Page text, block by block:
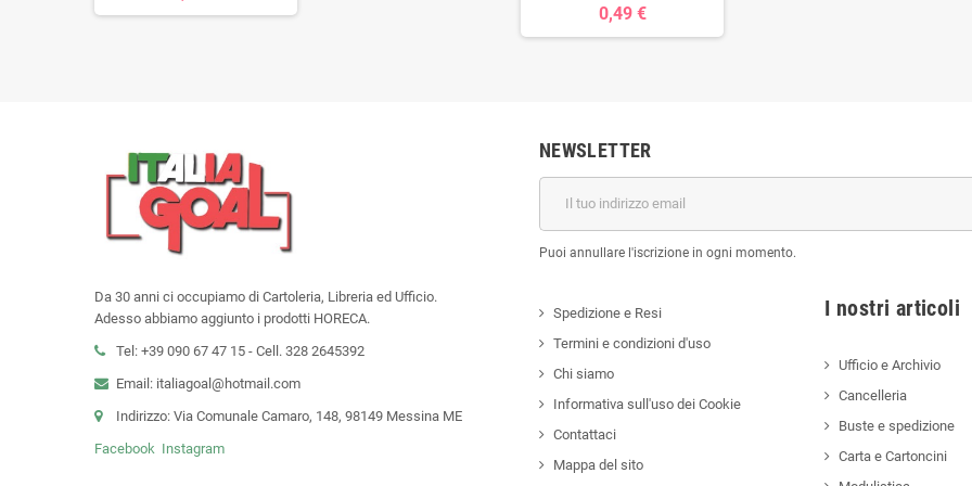
0,49 €
Da 30 anni ci occupiamo di Cartoleria, Libreria ed Ufficio.
Adesso abbiamo aggiunto i prodotti HORECA.
Tel: +39 090 67 47 15 - Cell. 328 2645392
Email: italiagoal@hotmail.com
Indirizzo: Via Comunale Camaro, 148, 98149 Messina ME
Facebook Instagram
NEWSLETTER
Puoi annullare l'iscrizione in ogni momento.
Spedizione e Resi
Termini e condizioni d'uso
Chi siamo
Informativa sull'uso dei Cookie
Contattaci
Mappa del sito
I nostri
Ufficio e Archivio
Cancelleria
Buste e spedizione
Carta e Cartoncini